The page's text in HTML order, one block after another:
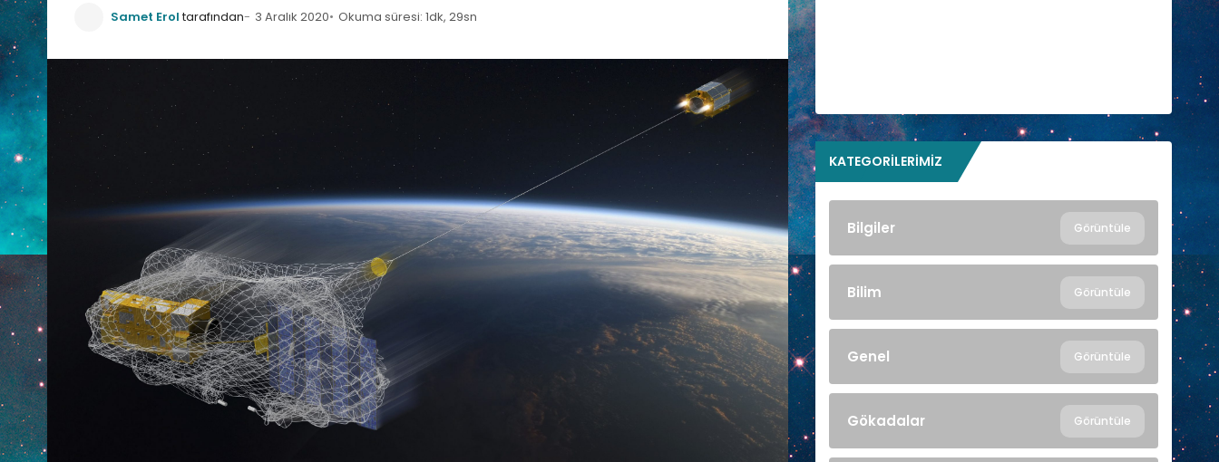
Samet Erol tarafından 3 Aralık 2020 Okuma süresi: 1dk, 29sn
KATEGORILERIMIZ
Bilgiler Görüntüle
Bilim Görüntüle
Genel Görüntüle
Gökadalar Görüntüle